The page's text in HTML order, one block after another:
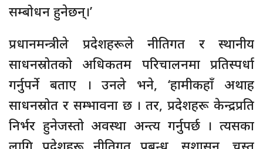
सम्बोधन हुनेछन्।’
प्रधानमन्त्रीले प्रदेशहरूले नीतिगत र स्थानीय
साधनस्रोतको अधिकतम परिचालनमा प्रतिस्पर्धा
गर्नुपर्ने बताए । उनले भने, ‘हामीकहाँ अथाह
साधनस्रोत र सम्भावना छ । तर, प्रदेशहरू केन्द्रप्रति
निर्भर हुनेजस्तो अवस्था अन्त्य गर्नुपर्छ । त्यसका
लागि प्रदेशहरू नीतिगत प्रबन्ध, सुशासन, चुस्त